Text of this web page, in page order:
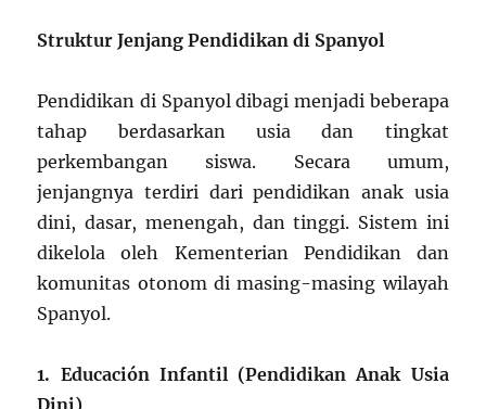
Struktur Jenjang Pendidikan di Spanyol
Pendidikan di Spanyol dibagi menjadi beberapa
tahap berdasarkan usia dan tingkat
perkembangan siswa. Secara umum,
jenjangnya terdiri dari pendidikan anak usia
dini, dasar, menengah, dan tinggi. Sistem ini
dikelola oleh Kementerian Pendidikan dan
komunitas otonom di masing-masing wilayah
Spanyol.
1. Educación Infantil (Pendidikan Anak Usia
Dini)